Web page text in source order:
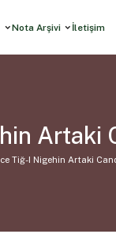
Nota Arşivi İletişim
Artaki
Tiğ-I Nigehin Artaki